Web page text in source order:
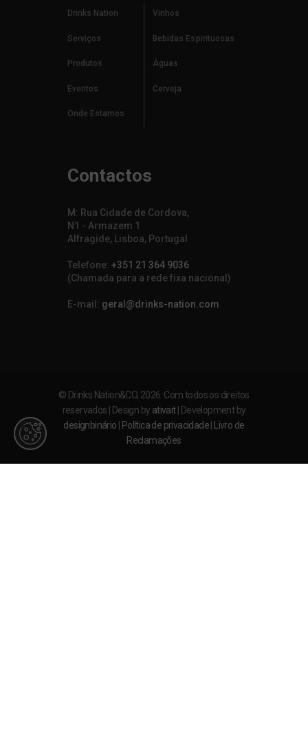
Drinks Nation Vinhos
Serviços Bebidas Espirituosas
Produtos Águas
Eventos Cerveja
Onde Estamos
Contactos
M: Rua Cidade de Cordova,
N1 - Armazem 1
Alfragide, Lisboa, Portugal
Telefone:+351 21 364 9036
(Chamada para a rede fixa nacional)
E-mail: geral@drinks-nation.com
© Drinks Nation&CO, 2026. Com todos os direitos
reservados | Design by ativait| Development by
designbinário
Política de privacidade Livro de
Reclamações